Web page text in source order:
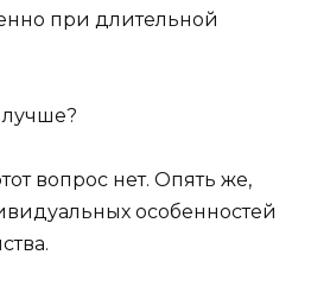
при длительной
вопрос нет. Опять же,
особенностей